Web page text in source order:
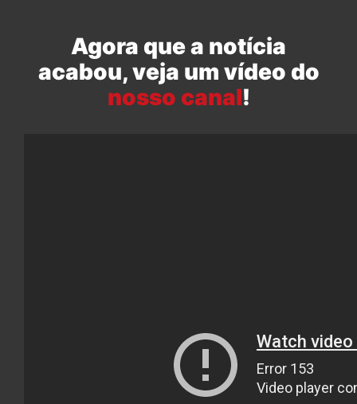
Agora que a notícia
acabou, veja um vídeo do
nosso canal!